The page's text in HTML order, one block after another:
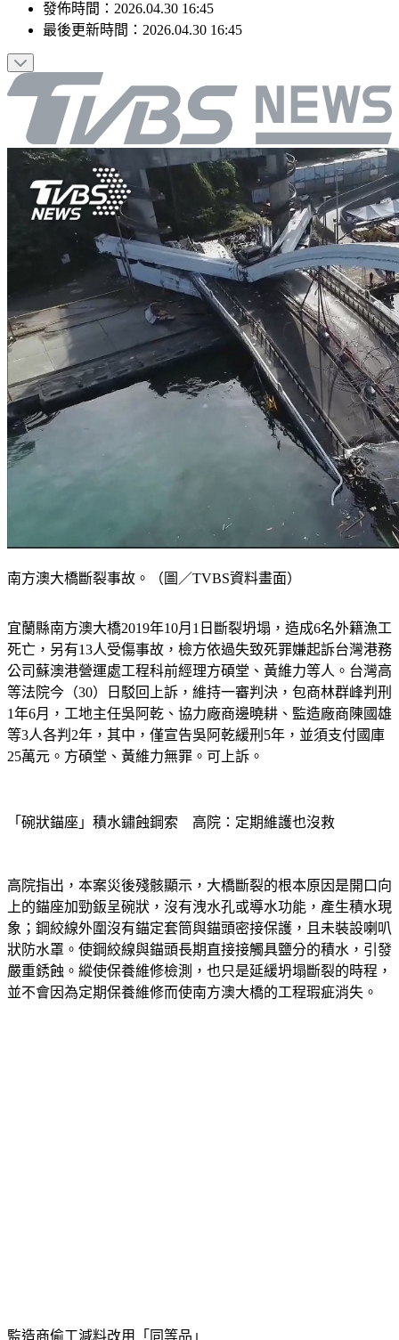
發佈時間： 2026.04.30 16:45
最後更新時間： 2026.04.30 16:45
南方澳大橋斷裂事故。（圖／TVBS資料畫面）
宜蘭縣南方澳大橋2019年10月1日斷裂坍塌，造成6名外籍漁工
死亡，另有13人受傷事故，檢方依過失致死罪嫌起訴台灣港務
公司蘇澳港營運處工程科前經理方碩堂、黃維力等人。台灣高
等法院今（30）日駁回上訴，維持一審判決，包商林群峰判刑
1年6月，工地主任吳阿乾、協力廠商邊曉耕、監造廠商陳國雄
等3人各判2年，其中，僅宣告吳阿乾緩刑5年，並須支付國庫
25萬元。方碩堂、黃維力無罪。可上訴。
「碗狀錨座」積水鏽蝕鋼索　高院：定期維護也沒救
高院指出，本案災後殘骸顯示，大橋斷裂的根本原因是開口向
上的錨座加勁鈑呈碗狀，沒有洩水孔或導水功能，產生積水現
象；鋼絞線外圍沒有錨定套筒與錨頭密接保護，且未裝設喇叭
狀防水罩。使鋼絞線與錨頭長期直接接觸具鹽分的積水，引發
嚴重銹蝕。縱使保養維修檢測，也只是延緩坍塌斷裂的時程，
並不會因為定期保養維修而使南方澳大橋的工程瑕疵消失。
監造商偷工減料改用「同等品」